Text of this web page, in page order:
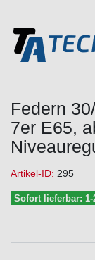
Federn
7er E65,
Artikel-ID: 295
Sofort lieferbar: 1-